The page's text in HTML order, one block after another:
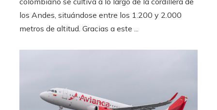
los Andes, situándose entre los 1.200 y 2.000
metros de altitud. Gracias a este ...